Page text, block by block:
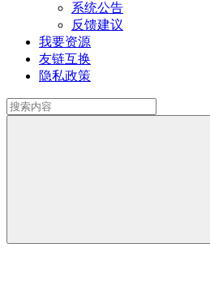
系统公告
反馈建议
我要资源
友链互换
隐私政策